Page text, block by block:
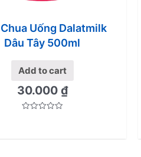
Uống Dalatmilk
Dâu Tây 500ml
Add to cart
30.000 ₫